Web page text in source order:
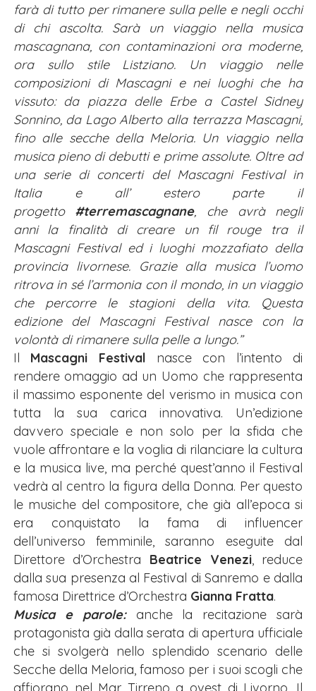
farà di tutto per rimanere sulla pelle e negli occhi
di chi ascolta. Sarà un viaggio nella musica
mascagnana, con contaminazioni ora moderne,
ora sullo stile Listziano. Un viaggio nelle
composizioni di Mascagni e nei luoghi che ha
vissuto: da piazza delle Erbe a Castel Sidney
Sonnino, da Lago Alberto alla terrazza Mascagni,
fino alle secche della Meloria. Un viaggio nella
musica pieno di debutti e prime assolute. Oltre ad
una serie di concerti del Mascagni Festival in
Italia e all’ estero parte il
progetto #terremascagnane, che avrà negli
anni la finalità di creare un fil rouge tra il
Mascagni Festival ed i luoghi mozzafiato della
provincia livornese. Grazie alla musica l’uomo
ritrova in sé l’armonia con il mondo, in un viaggio
che percorre le stagioni della vita. Questa
edizione del Mascagni Festival nasce con la
volontà di rimanere sulla pelle a lungo.”
Il Mascagni Festival nasce con l’intento di
rendere omaggio ad un Uomo che rappresenta
il massimo esponente del verismo in musica con
tutta la sua carica innovativa. Un’edizione
davvero speciale e non solo per la sfida che
vuole affrontare e la voglia di rilanciare la cultura
e la musica live, ma perché quest’anno il Festival
vedrà al centro la figura della Donna. Per questo
le musiche del compositore, che già all’epoca si
era conquistato la fama di influencer
dell’universo femminile, saranno eseguite dal
Direttore d’Orchestra Beatrice Venezi, reduce
dalla sua presenza al Festival di Sanremo e dalla
famosa Direttrice d’Orchestra Gianna Fratta.
Musica e parole: anche la recitazione sarà
protagonista già dalla serata di apertura ufficiale
che si svolgerà nello splendido scenario delle
Secche della Meloria, famoso per i suoi scogli che